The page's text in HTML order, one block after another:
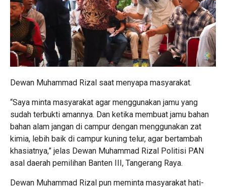
Dewan Muhammad Rizal saat menyapa masyarakat.
“Saya minta masyarakat agar menggunakan jamu yang
sudah terbukti amannya. Dan ketika membuat jamu bahan
bahan alam jangan di campur dengan menggunakan zat
kimia, lebih baik di campur kuning telur, agar bertambah
khasiatnya,” jelas Dewan Muhammad Rizal Politisi PAN
asal daerah pemilihan Banten III, Tangerang Raya.
Dewan Muhammad Rizal pun meminta masyarakat hati-